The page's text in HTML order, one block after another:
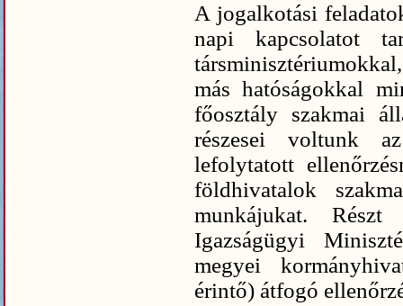
A jogalkotási
napi kapcsolatot
más hatóságokkal
főosztály szakmai
részesei voltunk
lefolytatott
földhivatalok
munkájukat.
Igazságügyi
megyei
érintő) átfogó